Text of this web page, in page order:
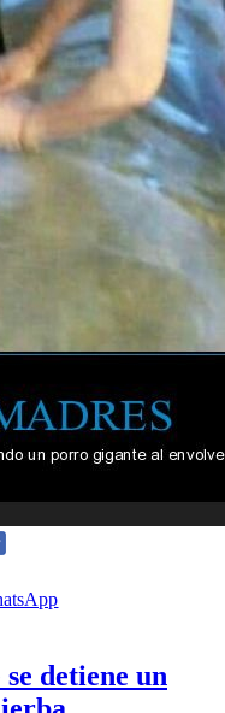
detiene un